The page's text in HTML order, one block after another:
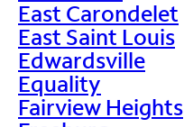
East Carondelet
East Saint Louis
Edwardsville
Equality
Fairview Heights